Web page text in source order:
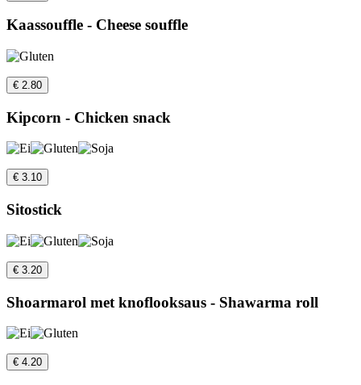
Kaassouffle - Cheese souffle
€ 2.80
Kipcorn - Chicken snack
€ 3.10
Sitostick
€ 3.20
Shoarmarol met knoflooksaus - Shawarma roll
€ 4.20